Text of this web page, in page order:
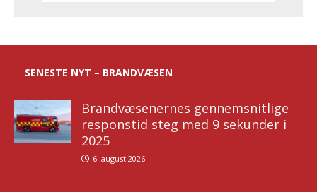
SENESTE NYT – BRANDVÆSEN
Brandvæsenernes gennemsnitlige
responstid steg med 9 sekunder i
2025
6. august 2026